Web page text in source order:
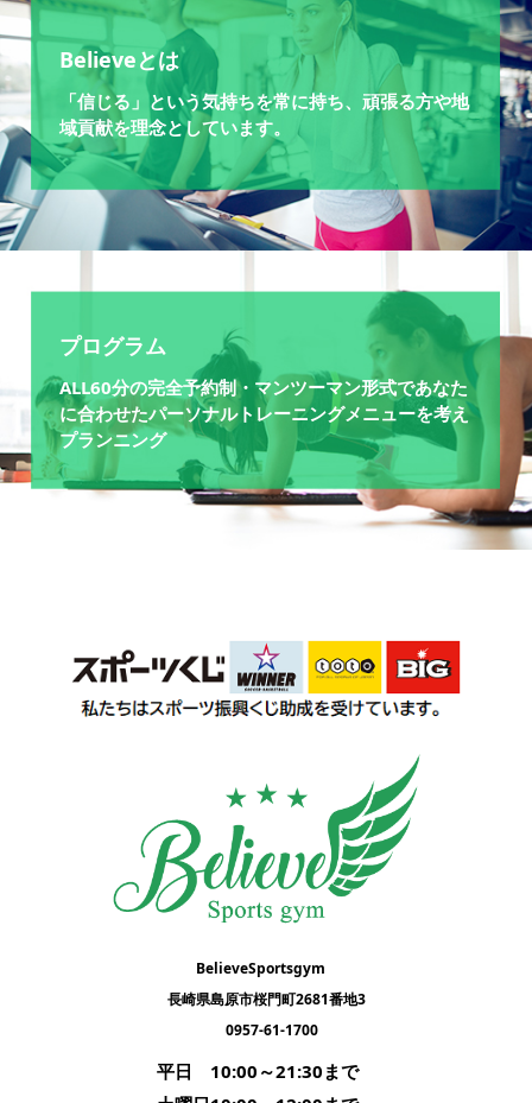
Believeとは
「信じる」という気持ちを常に持ち、頑張る方や地
域貢献を理念としています。
プログラム
ALL60分の完全予約制・マンツーマン形式であなた
に合わせたパーソナルトレーニングメニューを考え
プランニング
BelieveSportsgym
長崎県島原市桜門町2681番地3
0957-61-1700
平日　10:00～21:30まで